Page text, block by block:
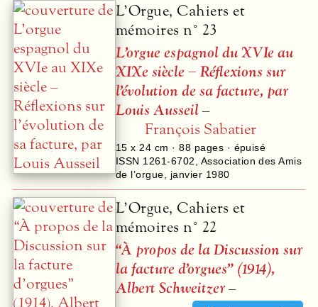
L’Orgue, Cahiers et
mémoires n° 23
L’orgue espagnol du XVIe au
XIXe siècle – Réflexions sur
l’évolution de sa facture, par
Louis Ausseil–
François Sabatier
15 x 24 cm ·88 pages · épuisé
ISSN 1261-6702, Association des Amis
de l’orgue, janvier 1980
L’Orgue, Cahiers et
mémoires n° 22
“À propos de la Discussion sur
la facture d’orgues” (1914),
Albert Schweitzer–